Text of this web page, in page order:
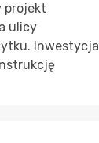
projekt
ulicy
Inwestycja